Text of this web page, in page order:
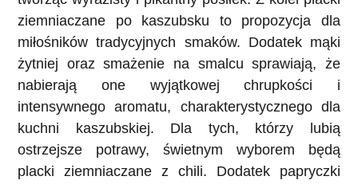
ziemniaczane po kaszubsku to propozycja dla
miłośników tradycyjnych smaków. Dodatek mąki
żytniej oraz smażenie na smalcu sprawiają, że
nabierają one wyjątkowej chrupkości i
intensywnego aromatu, charakterystycznego dla
kuchni kaszubskiej. Dla tych, którzy lubią
ostrzejsze potrawy, świetnym wyborem będą
placki ziemniaczane z chili. Dodatek papryczki